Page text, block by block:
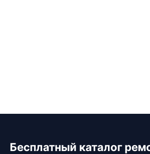
Бесплатный каталог